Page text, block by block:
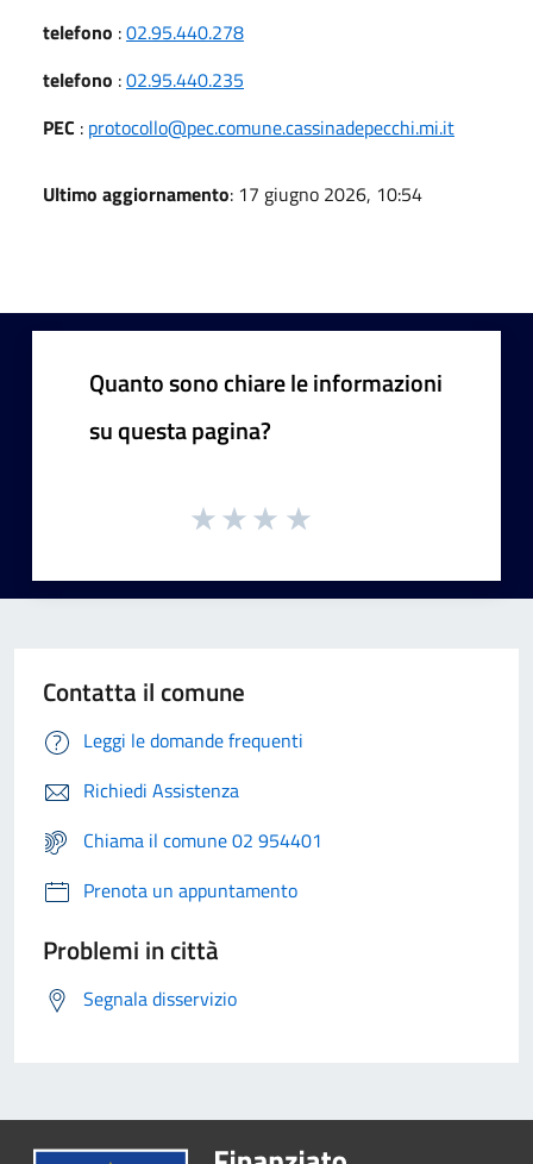
telefono :02.95.440.278
telefono :02.95.440.235
PEC : protocollo@pec.comune.cassinadepecchi.mi.it
Ultimo aggiornamento: 17 giugno 2026, 10:54
Quanto sono chiare le informazioni
su questa pagina?
Contatta il comune
Leggi le domande frequenti
Richiedi Assistenza
Chiama il comune 02 954401
Prenota un appuntamento
Problemi in città
Segnala disservizio